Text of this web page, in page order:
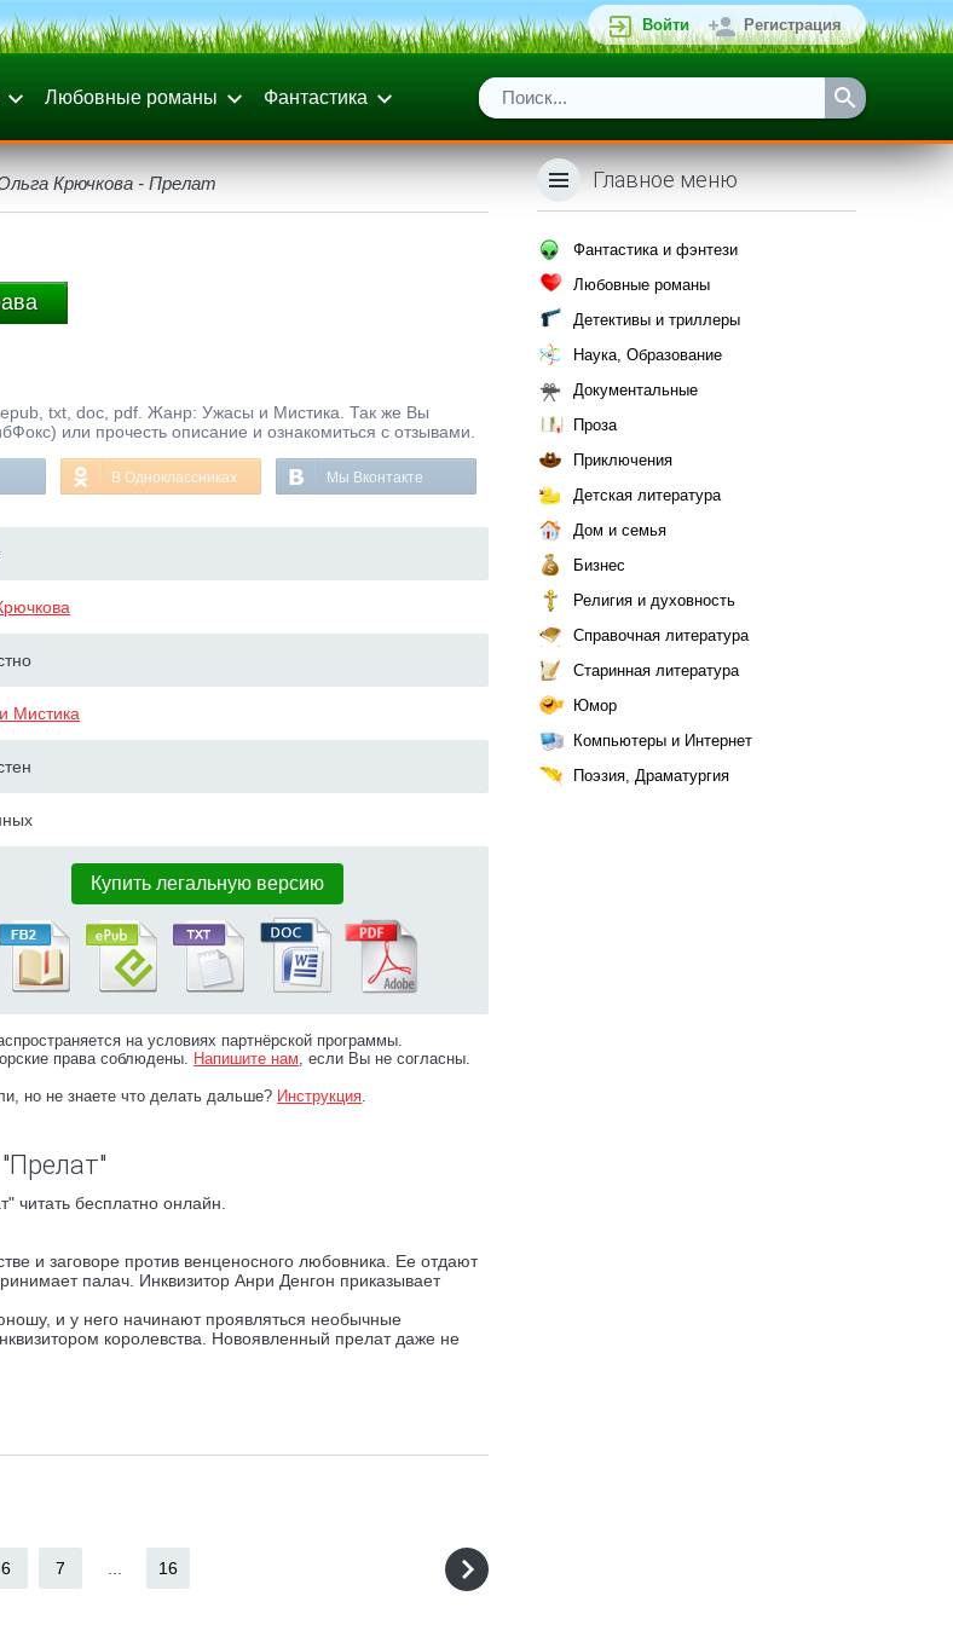
Войти Регистрация
Любовные романы Фантастика
Крючкова - Прелат
txt, doc, pdf. Жанр: Ужасы и Мистика. Так же Вы
или прочесть описание и ознакомиться с отзывами.
В Одноклассниках Мы Вконтакте
Мистика
Купить легальную версию
на условиях партнёрской программы.
права соблюдены. Напишите нам, если Вы не согласны.
но не знаете что делать дальше? Инструкция.
читать бесплатно онлайн.
и заговоре против венценосного любовника. Ее отдают
палач. Инквизитор Анри Денгон приказывает
и у него начинают проявляться необычные
королевства. Новоявленный прелат даже не
6 7 16
Главное меню
Фантастика и фэнтези
Любовные романы
Детективы и триллеры
Наука, Образование
Документальные
Проза
Приключения
Детская литература
Дом и семья
Бизнес
Религия и духовность
Справочная литература
Старинная литература
Юмор
Компьютеры и Интернет
Поэзия, Драматургия